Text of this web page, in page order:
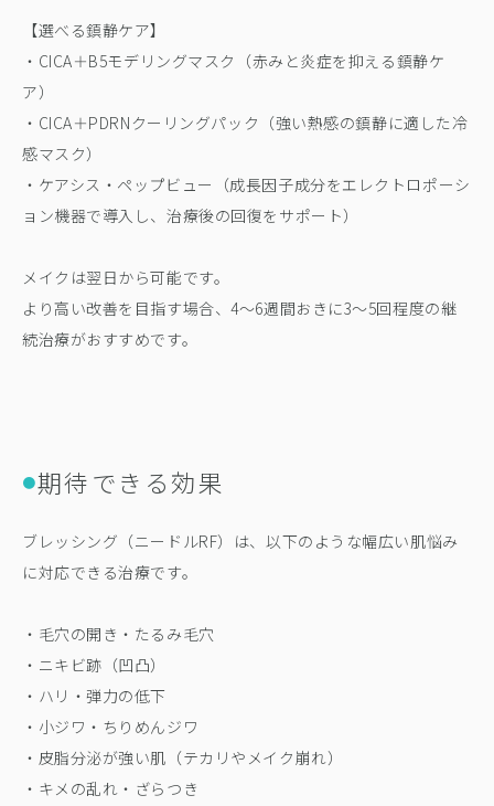
【選べる鎮静ケア】
・CICA＋B5モデリングマスク（赤みと炎症を抑える鎮静ケ
ア）
・CICA＋PDRNクーリングパック（強い熱感の鎮静に適した冷
感マスク）
・ケアシス・ペップビュー（成長因子成分をエレクトロポーシ
ョン機器で導入し、治療後の回復をサポート）
メイクは翌日から可能です。
より高い改善を目指す場合、4〜6週間おきに3〜5回程度の継
続治療がおすすめです。
●期待できる効果
ブレッシング（ニードルRF）は、以下のような幅広い肌悩み
に対応できる治療です。
・毛穴の開き・たるみ毛穴
・ニキビ跡（凹凸）
・ハリ・弾力の低下
・小ジワ・ちりめんジワ
・皮脂分泌が強い肌（テカリやメイク崩れ）
・キメの乱れ・ざらつき